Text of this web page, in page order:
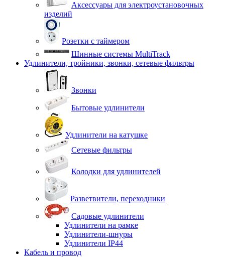
Аксессуары для электроустановочных
изделий
Розетки с таймером
Шинные системы MultiTrack
Удлинители, тройники, звонки, сетевые фильтры
Звонки
Бытовые удлинители
Удлинители на катушке
Сетевые фильтры
Колодки для удлинителей
Разветвители, переходники
Садовые удлинители
Удлинители на рамке
Удлинители-шнуры
Удлинители IP44
Кабель и провод